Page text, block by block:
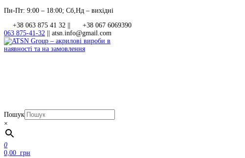
Перейти
контенту
Пн-Пт: 9:00 – 18:00; Сб,Нд – вихідні
+38 063 875 41 32 ||
+38 067 6069390
063 875-41-32
atsn.info@gmail.com
ATSN Group – акрилові вироби в наявності та на замовлення
Пошук
×
0
0,00 грн